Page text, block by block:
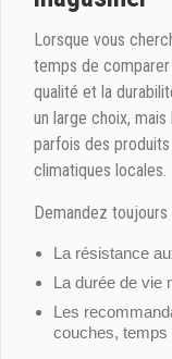
Lorsque vous
temps de comparer
qualité et la
un large choix,
parfois des
climatiques locales.
Demandez toujours
La résistance
La durée de vie
Les
couches, temps